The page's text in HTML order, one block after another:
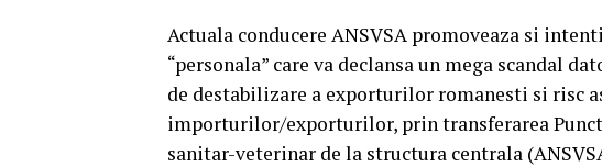
Actuala conducere ANSVSA promoveaza si
“personala” care va declansa un mega scandal
de destabilizare a exporturilor romanesti si risc
importurilor/exporturilor, prin transferarea
sanitar-veterinar de la structura centrala